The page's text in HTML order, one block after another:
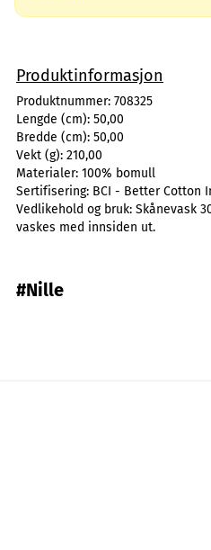
Produktinformasjon
Produktnummer: 708325
Lengde (cm): 50,00
Bredde (cm): 50,00
Vekt (g): 210,00
Materialer: 100% bomull
Sertifisering: BCI - Better Cotton
Vedlikehold og bruk: Skånevask
vaskes med innsiden ut.
#Nille